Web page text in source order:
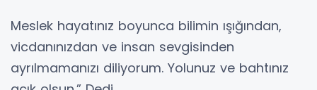
Meslek hayatınız boyunca bilimin ışığından,
vicdanınızdan ve insan sevgisinden
ayrılmamanızı diliyorum. Yolunuz ve bahtınız